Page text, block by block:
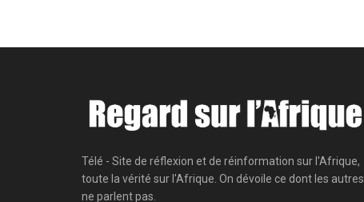
Télé - Site de réflexion et de réinformation sur l'Afrique,
toute la vérité sur l'Afrique. On dévoile ce dont les autres
ne parlent pas.